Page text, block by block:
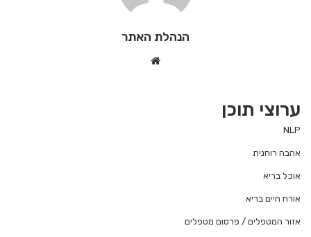
הנהלת האתר
ערוצי תוכן
NLP
אהבה רוחנית
אוכל בריא
אורח חיים בריא
אזור המטפלים / פרסום מטפלים